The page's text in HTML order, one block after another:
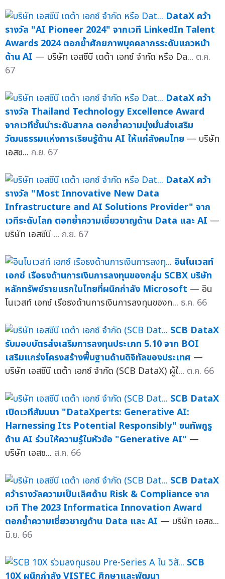
DataX คว้า
รางวัล "AI Pioneer 2024" จากเวที LinkedIn Talent
Awards 2024 ตอกย้ำศักยภาพบุคคลากรระดับแถวหน้า
ด้าน AI — บริษัท เอสซีบี เดต้า เอกซ์ จำกัด หรือ Da... ต.ค.
67
DataX คว้า
รางวัล Thailand Technology Excellence Award
จากเวทีชั้นนำระดับสากล ตอกย้ำความมุ่งมั่นส่งเสริม
วัฒนธรรมแห่งการเรียนรู้ด้าน AI ให้แก่สังคมไทย — บริษัท
เอสซ... ก.ย. 67
DataX คว้า
รางวัล "Most Innovative New Data
Infrastructure and AI Solutions Provider" จาก
เวทีระดับโลก ตอกย้ำความเชี่ยวชาญด้าน Data และ AI —
บริษัท เอสซีบี ... ก.ย. 67
อินโนเวสท์
เอกซ์ เรือธงด้านการเงินการลงทุนของกลุ่ม SCBX บริษัท
หลักทรัพย์รายแรกในไทยที่ผนึกกำลัง Microsoft — อิน
โนเวสท์ เอกซ์ เรือธงด้านการเงินการลงทุนของก... ธ.ค. 66
SCB DataX
รับมอบบัตรส่งเสริมการลงทุนประเภท 5.10 จาก BOI
เสริมแกร่งโครงสร้างพื้นฐานด้านดิจิทัลของประเทศ —
บริษัท เอสซีบี เดต้า เอกซ์ จำกัด (SCB DataX) ผู้ใ... ต.ค. 66
SCB DataX
เปิดเวทีสัมมนา "DataXperts: Generative AI:
Harnessing Its Potential Responsibly" ขนทัพกูรู
ด้าน AI ร่วมให้ความรู้ในหัวข้อ "Generative AI" —
บริษัท เอสซ... ส.ค. 66
SCB DataX
คว้ารางวัลความเป็นเลิศด้าน Risk & Compliance จาก
เวที The 2023 Informatica Innovation Award
ตอกย้ำความเชี่ยวชาญด้าน Data และ AI — บริษัท เอสซ...
มิ.ย. 66
SCB
10X ผนึกกำลัง VISTEC ศึกษาและพัฒนา